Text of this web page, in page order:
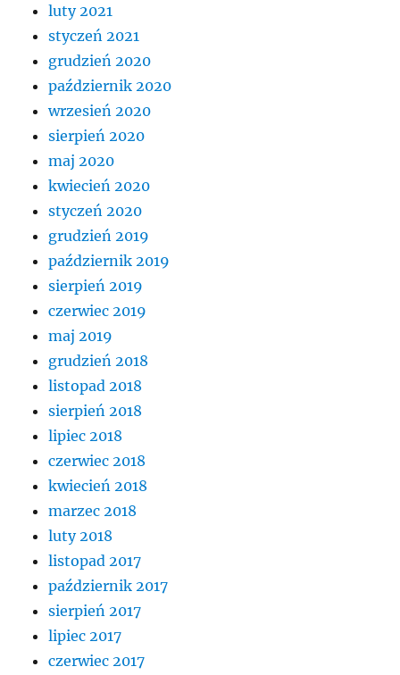
luty 2021
styczeń 2021
grudzień 2020
październik 2020
wrzesień 2020
sierpień 2020
maj 2020
kwiecień 2020
styczeń 2020
grudzień 2019
październik 2019
sierpień 2019
czerwiec 2019
maj 2019
grudzień 2018
listopad 2018
sierpień 2018
lipiec 2018
czerwiec 2018
kwiecień 2018
marzec 2018
luty 2018
listopad 2017
październik 2017
sierpień 2017
lipiec 2017
czerwiec 2017